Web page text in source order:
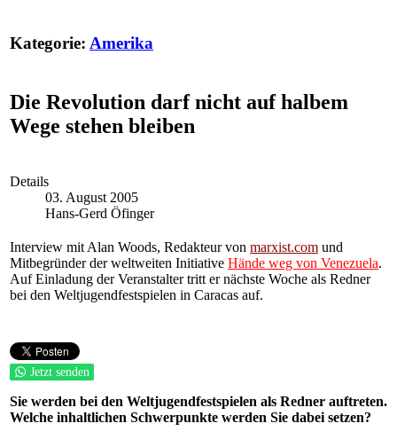
Kategorie: Amerika
Die Revolution darf nicht auf halbem
Wege stehen bleiben
Details
03. August 2005
Hans-Gerd Öfinger
Interview mit Alan Woods, Redakteur von marxist.com und
Mitbegründer der weltweiten Initiative Hände weg von Venezuela.
Auf Einladung der Veranstalter tritt er nächste Woche als Redner
bei den Weltjugendfestspielen in Caracas auf.
Jetzt senden
Sie werden bei den Weltjugendfestspielen als Redner auftreten.
Welche inhaltlichen Schwerpunkte werden Sie dabei setzen?